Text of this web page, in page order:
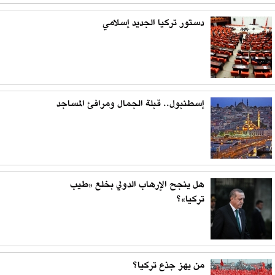
دستور تركيا الجديد إسلامي
إسطنبول.. قبلة الجمال ومرافئ المساجد
هل ينجح الإرهاب الدولي بخلع «طيب
تركيا»؟
من يهز جذع تركيا؟